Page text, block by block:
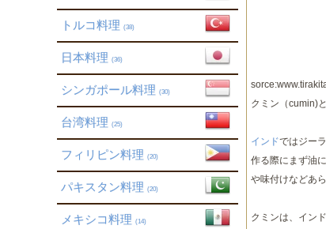
トルコ料理 (38)
日本料理 (36)
シンガポール料理 (30)
台湾料理 (25)
フィリピン料理 (20)
パキスタン料理 (20)
メキシコ料理 (14)
クミン（cumin)
インドではジー
作る際にまず油
や味付けなどあ
クミンは、イン